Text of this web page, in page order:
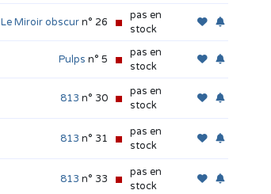
Le Miroir obscurn° 26
pas en
stock
Pulps n° 5
pas en
stock
813 n° 30
pas en
stock
813 n° 31
pas en
stock
813 n° 33
pas en
stock